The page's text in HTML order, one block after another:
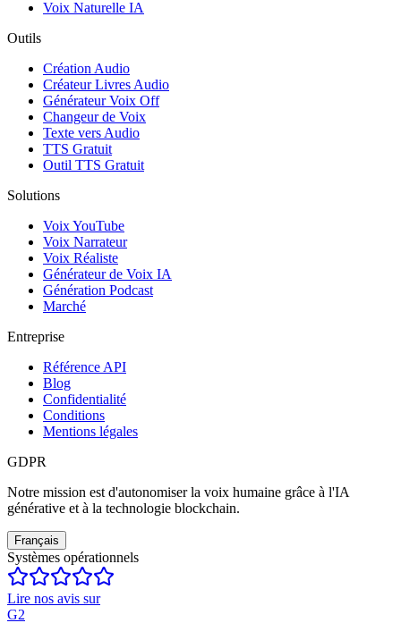
Voix Naturelle IA
Outils
Création Audio
Créateur Livres Audio
Générateur Voix Off
Changeur de Voix
Texte vers Audio
TTS Gratuit
Outil TTS Gratuit
Solutions
Voix YouTube
Voix Narrateur
Voix Réaliste
Générateur de Voix IA
Génération Podcast
Marché
Entreprise
Référence API
Blog
Confidentialité
Conditions
Mentions légales
GDPR
Notre mission est d'autonomiser la voix humaine grâce à l'IA
générative et à la technologie blockchain.
Français
Systèmes opérationnels
Lire nos avis sur
G2